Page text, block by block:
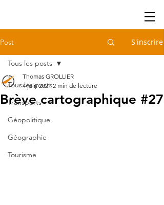
Post S'inscrire
Tous les posts
Transports
Géopolitique
Géographie
Tourisme
Tous les posts
Brève cartographique #27
Thomas GROLLIER
4 juin 2021 2 min de lecture